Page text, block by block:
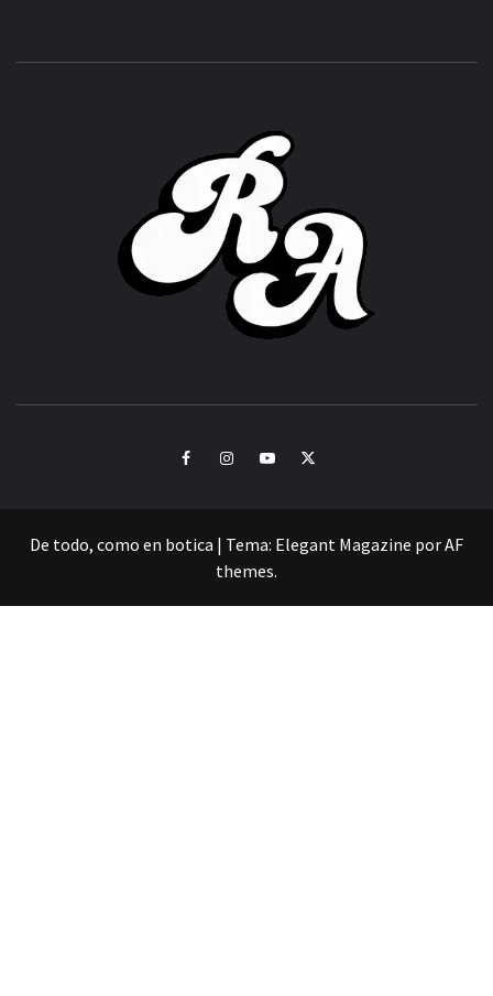
FacebookInstagramYoutubeTwitter
De todo, como en botica | Tema: Elegant Magazine porAF
themes.